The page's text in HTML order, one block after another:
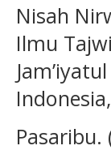
Nisah
Ilmu
Pasaribu.